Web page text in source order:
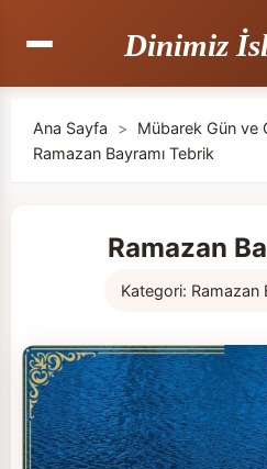
Dinimiz
Ana Sayfa > Mübarek Gün ve
Ramazan Bayramı Tebrik
Ramazan
Kategori: Ramazan